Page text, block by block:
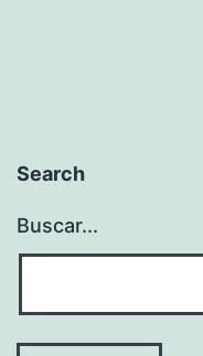
Search
Buscar...